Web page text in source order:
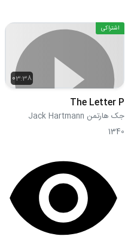
03:38
اشتراکی
The Letter P
جک هارتمن Jack Hartmann
1340